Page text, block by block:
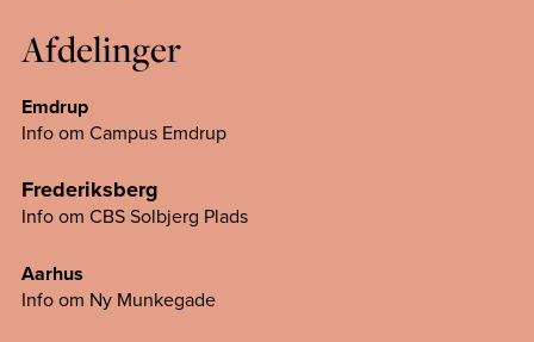
Afdelinger
Emdrup
Info om Campus Emdrup
Frederiksberg
Info om CBS Solbjerg Plads
Aarhus
Info om Ny Munkegade